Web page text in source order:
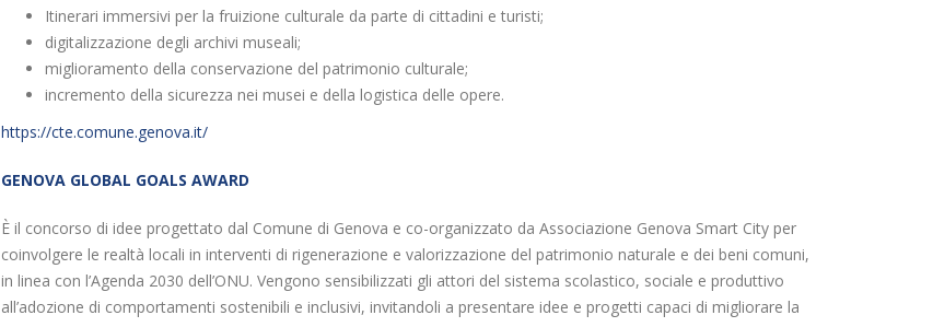
Itinerari immersivi per la fruizione culturale da parte di cittadini e turisti;
digitalizzazione degli archivi museali;
miglioramento della conservazione del patrimonio culturale;
incremento della sicurezza nei musei e della logistica delle opere.
https://cte.comune.genova.it/
GENOVA GLOBAL GOALS AWARD
È il concorso di idee progettato dal Comune di Genova e co-organizzato da Associazione Genova Smart City per
coinvolgere le realtà locali in interventi di rigenerazione e valorizzazione del patrimonio naturale e dei beni comuni,
in linea con l’Agenda 2030 dell’ONU. Vengono sensibilizzati gli attori del sistema scolastico, sociale e produttivo
all’adozione di comportamenti sostenibili e inclusivi, invitandoli a presentare idee e progetti capaci di migliorare la